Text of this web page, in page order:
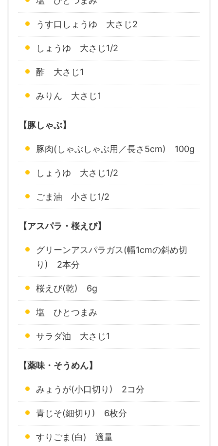
うす口しょうゆ 大さじ2
しょうゆ 大さじ1/2
酢 大さじ1
みりん 大さじ1
【豚しゃぶ】
豚肉(しゃぶしゃぶ用／長さ5cm) 100g
しょうゆ 大さじ1/2
ごま油 小さじ1/2
【アスパラ・桜えび】
グリーンアスパラガス(幅1cmの斜め切
り) 2本分
桜えび(乾) 6g
塩 ひとつまみ
サラダ油 大さじ1
【薬味・そうめん】
みょうが(小口切り) 2コ分
青じそ(細切り) 6枚分
すりごま(白) 適量